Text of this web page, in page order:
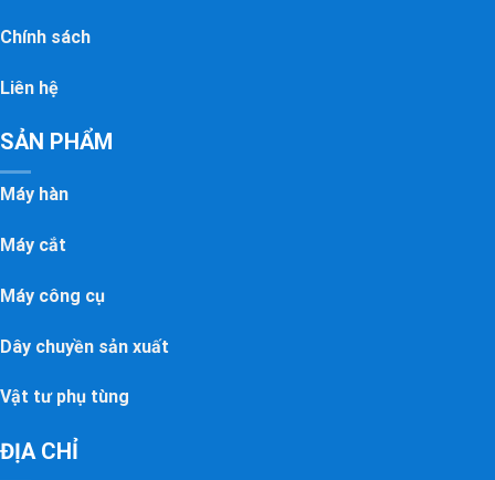
Chính sách
Liên hệ
SẢN PHẨM
Máy hàn
Máy cắt
Máy công cụ
Dây chuyền sản xuất
Vật tư phụ tùng
ĐỊA CHỈ